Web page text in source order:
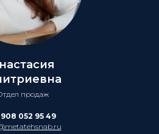
продаж
908 052 95 49